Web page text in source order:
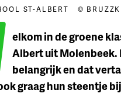
ST-ALBERT
©
elkom in de groene
Albert uit Molenbeek.
belangrijk en dat
graag hun steentje